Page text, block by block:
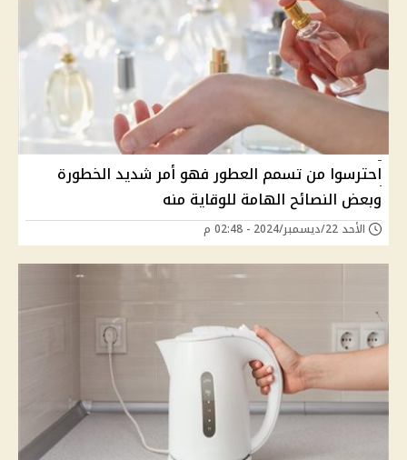
احترسوا من تسمم العطور فهو أمر شديد الخطورة
وبعض النصائح الهامة للوقاية منه
الأحد 22/ديسمبر/2024 - 02:48 م